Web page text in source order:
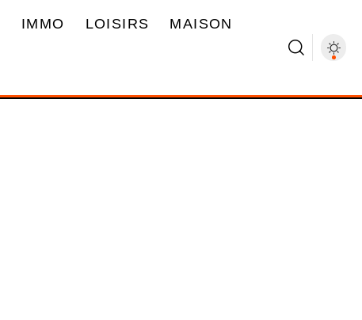
IMMO LOISIRS MAISON